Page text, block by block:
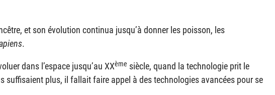
et son évolution continua jusqu’à donner les poisson, les
.
dans l’espace jusqu’au XXème siècle, quand la technologie prit le
suffisaient plus, il fallait faire appel à des technologies avancées pour se